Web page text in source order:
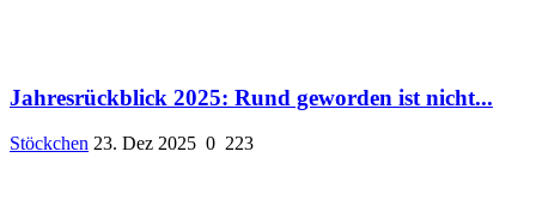
Jahresrückblick 2025: Rund geworden ist nicht...
Stöckchen 23. Dez 2025 0 223